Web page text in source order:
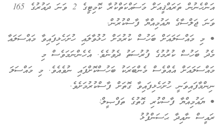
އަންހެނުން ތަރައްޤީއަށް މަސައްކަތްކުރާ ކޮމިޓީގެ 2 ވަނަ ދައުރުގެ 165
ވަނަ ޖަލްސާގެ ޔައުމިއްޔާ ފާސްކުރުން.
• މި މައްސަލައަށް ބަހުސް ކުރުމަށް ހުޅުވާލައި ހުށަހެޅިފައިވާ މައްސަލައާ
މެދު ބަހުސް ކުރުމުގެ ފުރުސަތު ދެވުނެވެ. އެހެންނަމަވެސް މި
މައްސަލައަށް އެއްވެސް މެންބަރަކު ބަހުސްކޮށްފައި ނުވެއެވެ. މި މައްސަލަ
ނިންމާފައިވަނީ ހުށަހެޅިފައިވާ ގޮތަށް ފާސްކުރުމަށެވެ.
• ޔައުމިއްޔާ ފާސްކުރި ގޮތުގެ ތަފްޞީލް:
ރައީސް ނާއިދާ ޙަސަންފުޅު